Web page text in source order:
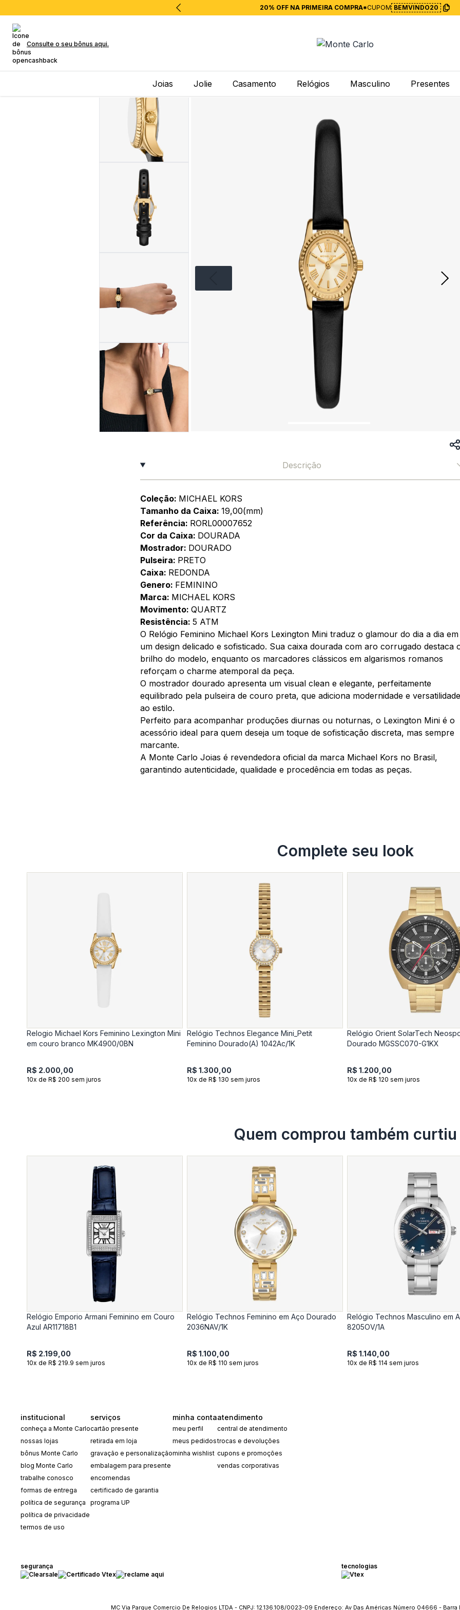
20% OFF NA PRIMEIRA COMPRA*CUPOM BEMVINDO20
Consulte o seu bônus aqui.
Joias Jolie Casamento Relógios Masculino Presentes
Descrição
Coleção: MICHAEL KORS
Tamanho da Caixa: 19,00(mm)
Referência: RORL00007652
Cor da Caixa: DOURADA
Mostrador: DOURADO
Pulseira: PRETO
Caixa: REDONDA
Genero: FEMININO
Marca: MICHAEL KORS
Movimento: QUARTZ
Resistência: 5 ATM
O Relógio Feminino Michael Kors Lexington Mini traduz o glamour do dia a dia em
um design delicado e sofisticado. Sua caixa dourada com aro corrugado destaca
brilho do modelo, enquanto os marcadores clássicos em algarismos romanos
reforçam o charme atemporal da peça.
O mostrador dourado apresenta um visual clean e elegante, perfeitamente
equilibrado pela pulseira de couro preta, que adiciona modernidade e versatilidade
ao estilo.
Perfeito para acompanhar produções diurnas ou noturnas, o Lexington Mini é o
acessório ideal para quem deseja um toque de sofisticação discreta, mas sempre
marcante.
A Monte Carlo Joias é revendedora oficial da marca Michael Kors no Brasil,
garantindo autenticidade, qualidade e procedência em todas as peças.
Complete seu look
Relogio Michael Kors Feminino Lexington Mini
em couro branco MK4900/0BN
R$ 2.000,00
10x de R$ 200 sem juros
Relógio Technos Elegance Mini_Petit
Feminino Dourado(A) 1042Ac/1K
R$ 1.300,00
10x de R$ 130 sem juros
Relógio Orient SolarTech
Dourado MGSSC070-G1KX
R$ 1.200,00
10x de R$ 120 sem juros
Quem comprou também curtiu
Relógio Emporio Armani Feminino em Couro
Azul AR11718B1
R$ 2.199,00
10x de R$ 219.9 sem juros
Relógio Technos Feminino em Aço Dourado
2036NAV/1K
R$ 1.100,00
10x de R$ 110 sem juros
Relógio Technos Masculino em
8205OV/1A
R$ 1.140,00
10x de R$ 114 sem juros
institucional
conheça a Monte Carlo
nossas lojas
bônus Monte Carlo
blog Monte Carlo
trabalhe conosco
formas de entrega
política de segurança
política de privacidade
termos de uso
serviços
cartão presente
retirada em loja
gravação e personalização
embalagem para presente
encomendas
certificado de garantia
programa UP
minha conta
meu perfil
meus pedidos
minha wishlist
atendimento
central de atendimento
trocas e devoluções
cupons e promoções
vendas corporativas
segurança tecnologias
MC Via Parque Comercio De Relogios LTDA - CNPJ: 12.136.108/0023-09 Endereço: Av Das Américas Número 04666 -